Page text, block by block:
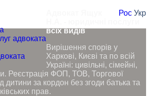
адвоката
Рос Укр
всіх видів
Вирішення спорів у
Харкові, Києві та по всій
Україні: цивільні, сімейні,
Реєстрація ФОП, ТОВ, Торгової
дитини за кордон без згоди батька та
прав.